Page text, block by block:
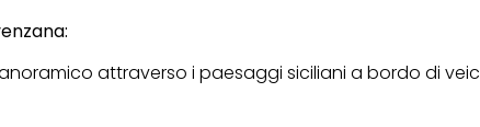
attraverso i paesaggi siciliani a bordo di